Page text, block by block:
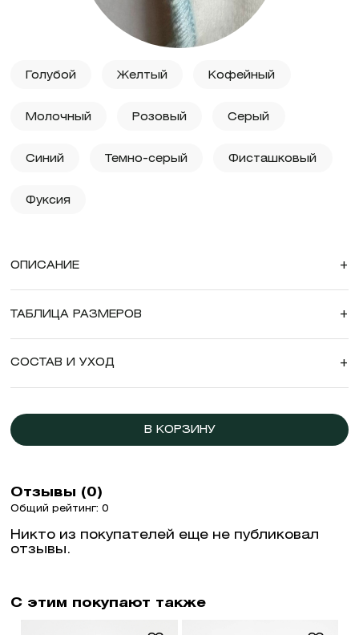
Голубой Желтый Кофейный
Молочный Розовый Серый
Синий Темно-серый Фисташковый
Фуксия
ОПИСАНИЕ +
ТАБЛИЦА РАЗМЕРОВ +
СОСТАВ И УХОД +
В КОРЗИНУ
Отзывы (0)
Общий рейтинг: 0
Никто из покупателей еще не публиковал
отзывы.
С этим покупают также